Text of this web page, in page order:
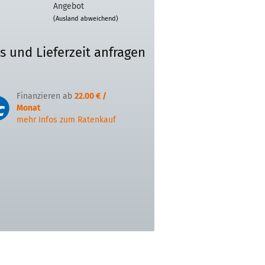
Angebot
(Ausland abweichend)
und Lieferzeit anfragen
Finanzieren ab 22.00 € /
Monat
mehr Infos zum Ratenkauf